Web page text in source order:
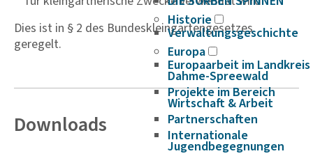
Historie
Verwaltungsgeschichte
Europa
Europaarbeit im Landkreis
Dahme-Spreewald
Projekte im Bereich
Wirtschaft & Arbeit
Partnerschaften
Internationale
Jugendbegegnungen
Dies ist in § 2 des Bundeskleingartengesetzes
geregelt.
Down­loads